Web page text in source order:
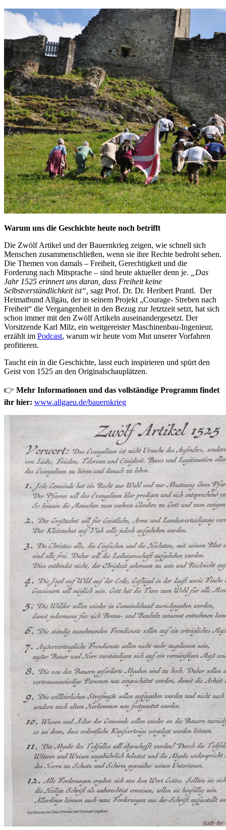
Warum uns die Geschichte heute noch betrifft
Die Zwölf Artikel und der Bauernkrieg zeigen, wie schnell sich
Menschen zusammenschließen, wenn sie ihre Rechte bedroht sehen.
Die Themen von damals – Freiheit, Gerechtigkeit und die
Forderung nach Mitsprache – sind heute aktueller denn je.
„Das
Jahr 1525 erinnert uns daran, dass Freiheit keine
Selbstverständlichkeit ist“, sagt Prof. Dr. Dr. Heribert Prantl. Der
Heimatbund Allgäu, der in seinem Projekt „Courage- Streben nach
Freiheit“ die Vergangenheit in den Bezug zur Jetztzeit setzt, hat sich
schon immer mit den Zwölf Artikeln auseinandergesetzt. Der
Vorsitzende Karl Milz, ein weitgereister Maschinenbau-Ingenieur,
erzählt im Podcast, warum wir heute vom Mut unserer Vorfahren
profitieren.
Taucht ein in die Geschichte, lasst euch inspirieren und spürt den
Geist von 1525 an den Originalschauplätzen.
👉 Mehr Informationen und das vollständige Programm findet
ihr hier: www.allgaeu.de/bauernkrieg